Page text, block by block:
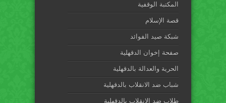
المكتبة الوقفية
قصة الإسلام
شبكة صيد الفوائد
صفحة إخوان الدقهلية
الحرية والعدالة بالدقهلية
شباب ضد الانقلاب بالدقهلية
طلاب ضد الانقلاب بالدقهلية